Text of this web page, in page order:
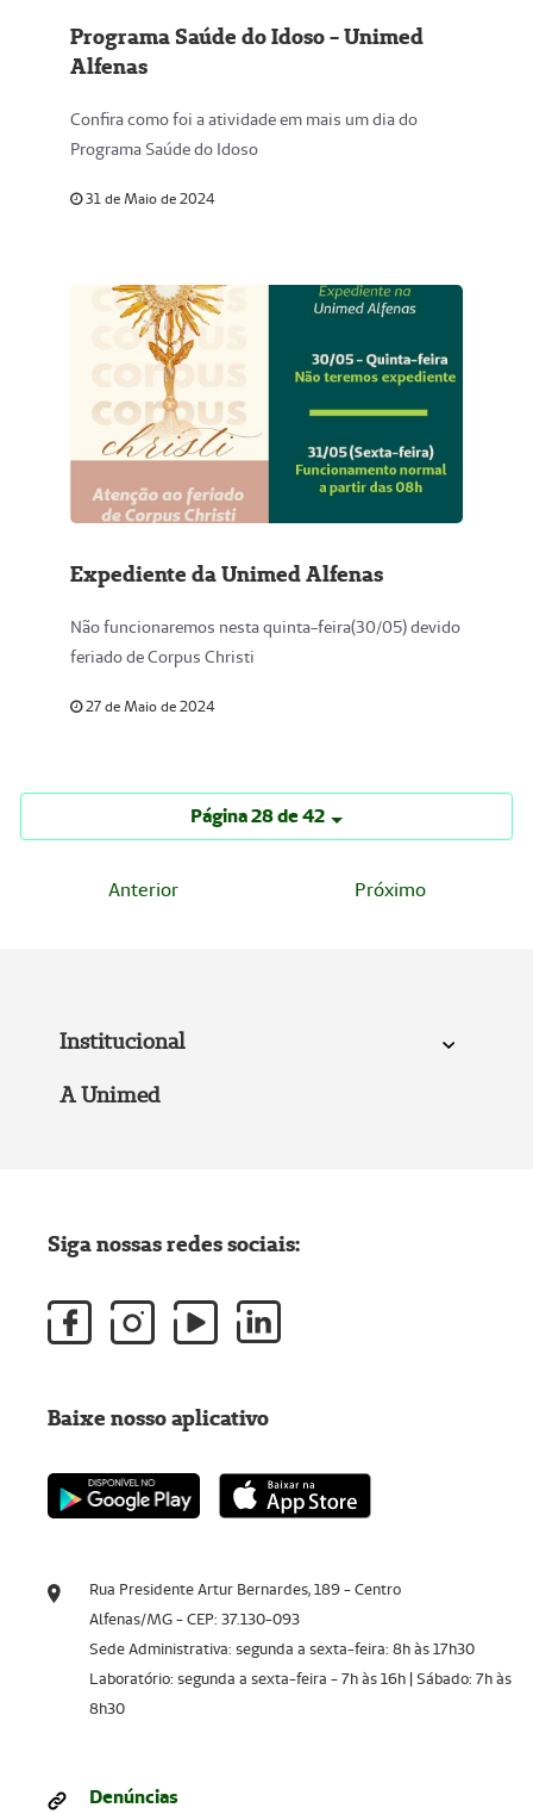
Programa Saúde do Idoso - Unimed
Alfenas
Confira como foi a atividade em mais um dia do
Programa Saúde do Idoso
31 de Maio de 2024
Expediente da Unimed Alfenas
Não funcionaremos nesta quinta-feira(30/05) devido
feriado de Corpus Christi
27 de Maio de 2024
Página 28 de 42
Anterior Próximo
Institucional
A Unimed
Rua Presidente Artur Bernardes, 189 - Centro
Alfenas/MG - CEP: 37.130-093
Sede Administrativa: segunda a sexta-feira: 8h às 17h30
Laboratório: segunda a sexta-feira - 7h às 16h | Sábado: 7h às
8h30
Denúncias
Siga nossas redes sociais:
Baixe nosso aplicativo